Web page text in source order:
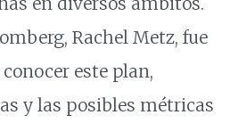
Rachel Metz, fue
este plan,
y las posibles métricas